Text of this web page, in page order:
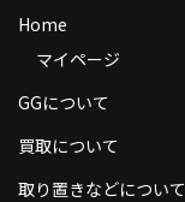
Help
送料
Home
マイページ
GGについて
買取について
取り置きなどについて